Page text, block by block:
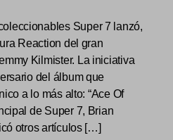
Super 7 lanzó,
Reaction del gran
Kilmister. La iniciativa
del álbum que
a lo más alto: “Ace Of
de Super 7, Brian
otros artículos […]